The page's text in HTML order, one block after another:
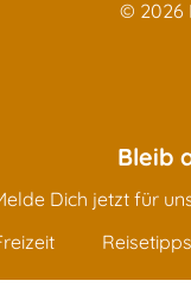
© 2026
Bleib
Dich jetzt für